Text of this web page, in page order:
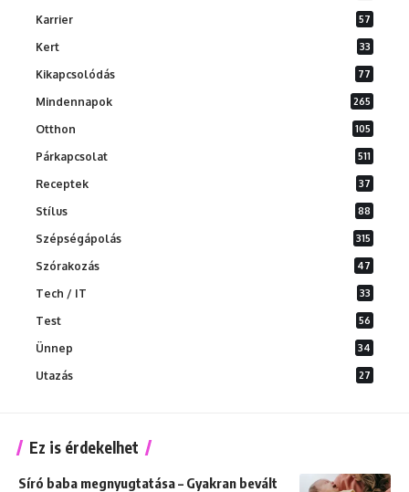
Karrier 57
Kert 33
Kikapcsolódás 77
Mindennapok 265
Otthon 105
Párkapcsolat 511
Receptek 37
Stílus 88
Szépségápolás 315
Szórakozás 47
Tech / IT 33
Test 56
Ünnep 34
Utazás 27
Ez is érdekelhet
Síró baba megnyugtatása – Gyakran bevált